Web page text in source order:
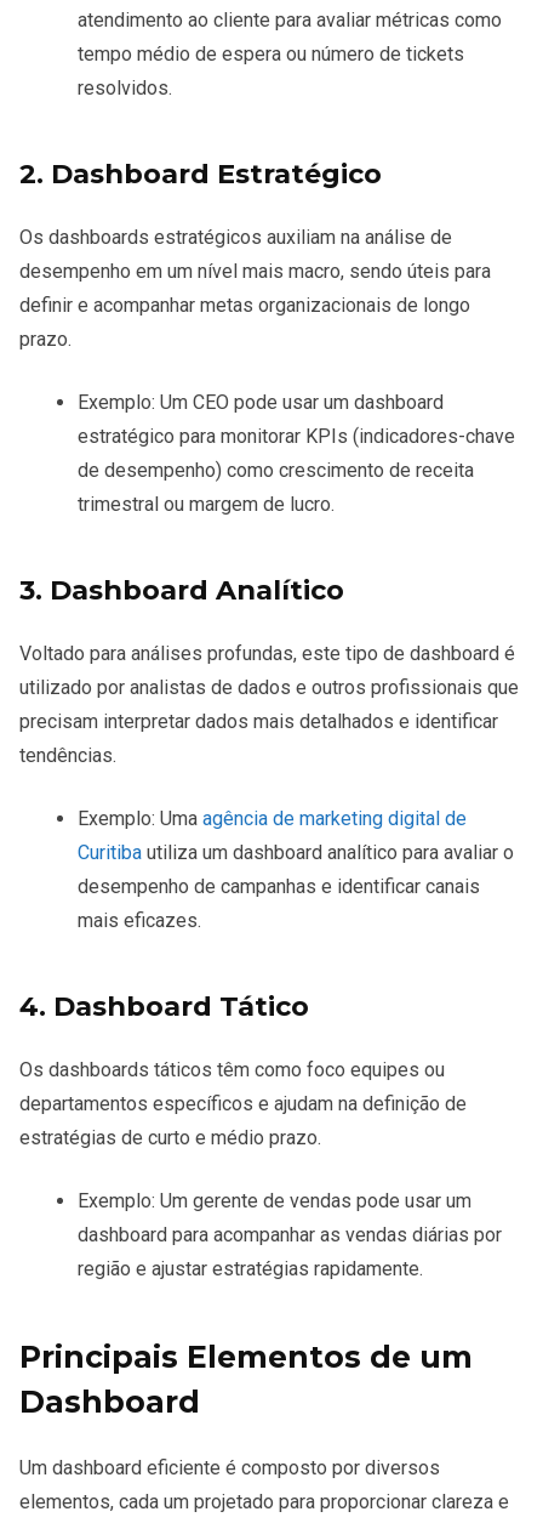
atendimento ao cliente para avaliar métricas como
tempo médio de espera ou número de tickets
resolvidos.
2. Dashboard Estratégico
Os dashboards estratégicos auxiliam na análise de
desempenho em um nível mais macro, sendo úteis para
definir e acompanhar metas organizacionais de longo
prazo.
Exemplo: Um CEO pode usar um dashboard
estratégico para monitorar KPIs (indicadores-chave
de desempenho) como crescimento de receita
trimestral ou margem de lucro.
3. Dashboard Analítico
Voltado para análises profundas, este tipo de dashboard é
utilizado por analistas de dados e outros profissionais que
precisam interpretar dados mais detalhados e identificar
tendências.
Exemplo: Uma agência de marketing digital de
Curitiba utiliza um dashboard analítico para avaliar o
desempenho de campanhas e identificar canais
mais eficazes.
4. Dashboard Tático
Os dashboards táticos têm como foco equipes ou
departamentos específicos e ajudam na definição de
estratégias de curto e médio prazo.
Exemplo: Um gerente de vendas pode usar um
dashboard para acompanhar as vendas diárias por
região e ajustar estratégias rapidamente.
Principais Elementos de um
Dashboard
Um dashboard eficiente é composto por diversos
elementos, cada um projetado para proporcionar clareza e